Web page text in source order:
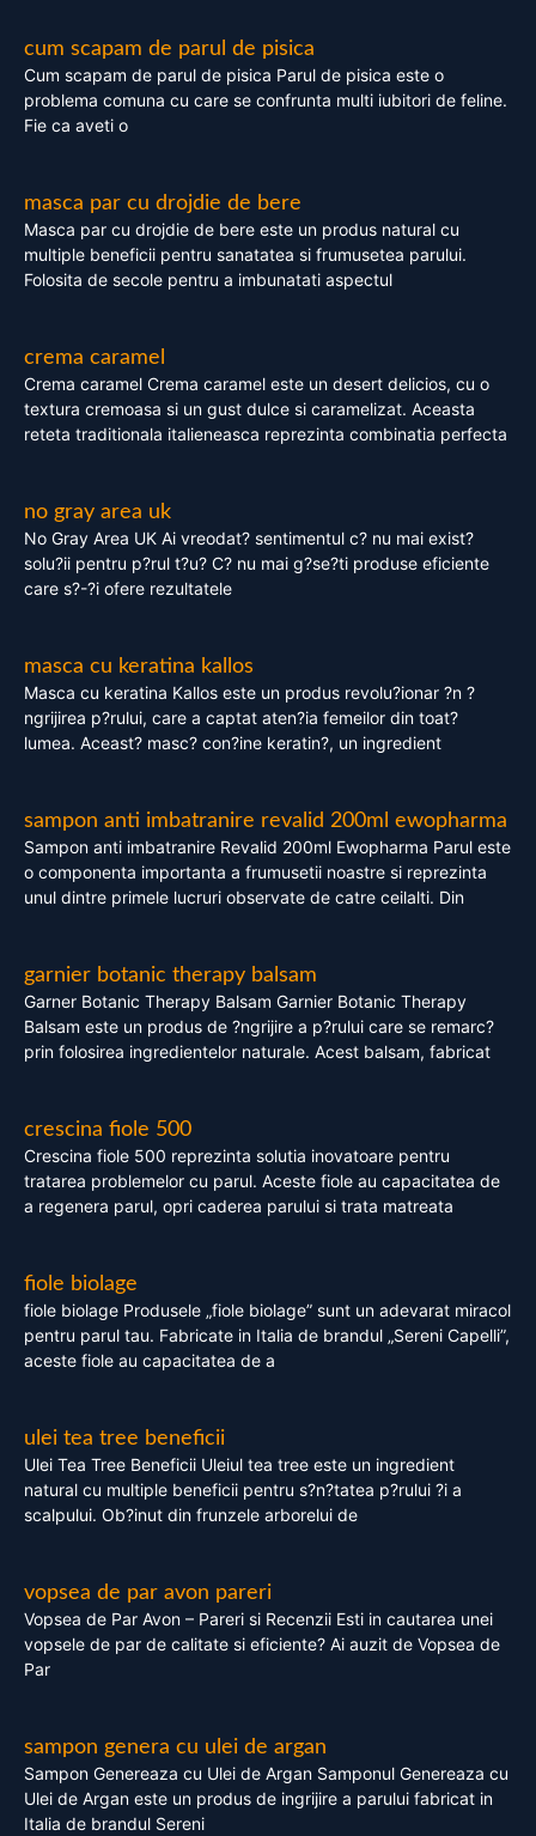
cum scapam de parul de pisica
Cum scapam de parul de pisica Parul de pisica este o
problema comuna cu care se confrunta multi iubitori de feline.
Fie ca aveti o
masca par cu drojdie de bere
Masca par cu drojdie de bere este un produs natural cu
multiple beneficii pentru sanatatea si frumusetea parului.
Folosita de secole pentru a imbunatati aspectul
crema caramel
Crema caramel Crema caramel este un desert delicios, cu o
textura cremoasa si un gust dulce si caramelizat. Aceasta
reteta traditionala italieneasca reprezinta combinatia perfecta
no gray area uk
No Gray Area UK Ai vreodat? sentimentul c? nu mai exist?
solu?ii pentru p?rul t?u? C? nu mai g?se?ti produse eficiente
care s?-?i ofere rezultatele
masca cu keratina kallos
Masca cu keratina Kallos este un produs revolu?ionar ?n ?
ngrijirea p?rului, care a captat aten?ia femeilor din toat?
lumea. Aceast? masc? con?ine keratin?, un ingredient
sampon anti imbatranire revalid 200ml ewopharma
Sampon anti imbatranire Revalid 200ml Ewopharma Parul este
o componenta importanta a frumusetii noastre si reprezinta
unul dintre primele lucruri observate de catre ceilalti. Din
garnier botanic therapy balsam
Garner Botanic Therapy Balsam Garnier Botanic Therapy
Balsam este un produs de ?ngrijire a p?rului care se remarc?
prin folosirea ingredientelor naturale. Acest balsam, fabricat
crescina fiole 500
Crescina fiole 500 reprezinta solutia inovatoare pentru
tratarea problemelor cu parul. Aceste fiole au capacitatea de
a regenera parul, opri caderea parului si trata matreata
fiole biolage
fiole biolage Produsele „fiole biolage” sunt un adevarat miracol
pentru parul tau. Fabricate in Italia de brandul „Sereni Capelli”,
aceste fiole au capacitatea de a
ulei tea tree beneficii
Ulei Tea Tree Beneficii Uleiul tea tree este un ingredient
natural cu multiple beneficii pentru s?n?tatea p?rului ?i a
scalpului. Ob?inut din frunzele arborelui de
vopsea de par avon pareri
Vopsea de Par Avon – Pareri si Recenzii Esti in cautarea unei
vopsele de par de calitate si eficiente? Ai auzit de Vopsea de
Par
sampon genera cu ulei de argan
Sampon Genereaza cu Ulei de Argan Samponul Genereaza cu
Ulei de Argan este un produs de ingrijire a parului fabricat in
Italia de brandul Sereni